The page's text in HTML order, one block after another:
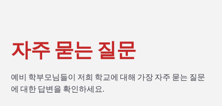
자주 묻는 질문
예비 학부모님들이 저희 학교에 대해 가장 자주 묻는 질문
에 대한 답변을 확인하세요.